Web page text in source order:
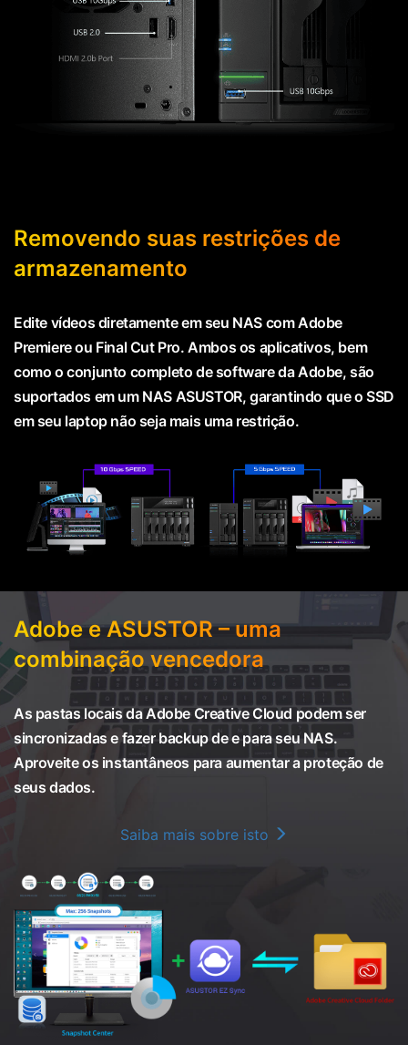
Removendo suas restrições de
armazenamento
Edite vídeos diretamente em seu NAS com Adobe
Premiere ou Final Cut Pro. Ambos os aplicativos, bem
como o conjunto completo de software da Adobe, são
suportados em um NAS ASUSTOR, garantindo que o SSD
em seu laptop não seja mais uma restrição.
Adobe e ASUSTOR – uma
combinação vencedora
As pastas locais da Adobe Creative Cloud podem ser
sincronizadas e fazer backup de e para seu NAS.
Aproveite os instantâneos para aumentar a proteção de
seus dados.
Saiba mais sobre isto